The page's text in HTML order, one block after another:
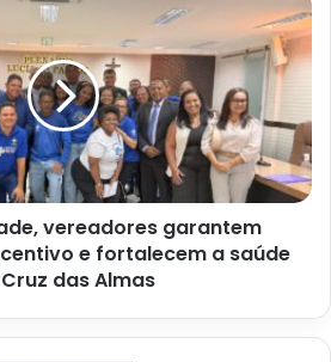
vereadores garantem
e fortalecem a saúde
das Almas